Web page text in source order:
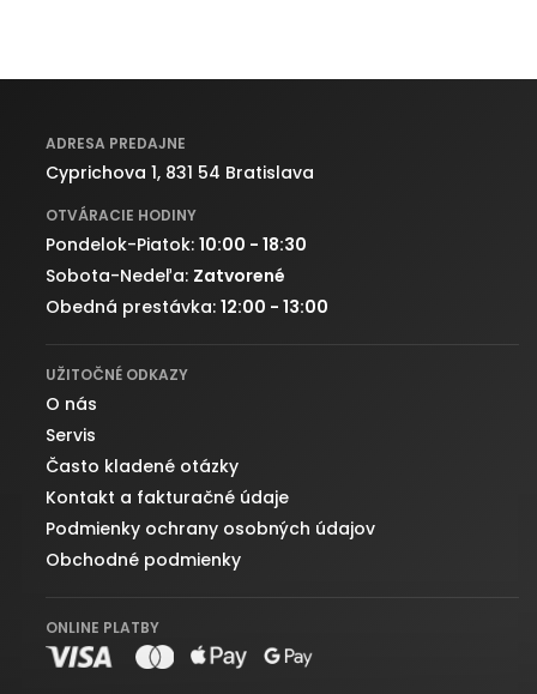
ADRESA PREDAJNE
Cyprichova 1, 831 54 Bratislava
OTVÁRACIE HODINY
Pondelok-Piatok: 10:00 - 18:30
Sobota-Nedeľa: Zatvorené
Obedná prestávka: 12:00 - 13:00
UŽITOČNÉ ODKAZY
O nás
Servis
Často kladené otázky
Kontakt a fakturačné údaje
Podmienky ochrany osobných údajov
Obchodné podmienky
ONLINE PLATBY